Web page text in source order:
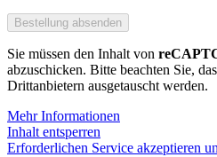
Sie müssen den Inhalt von
abzuschicken. Bitte beachten Sie,
Drittanbietern ausgetauscht werden.
Mehr Informationen
Inhalt entsperren
Erforderlichen Service akzeptieren